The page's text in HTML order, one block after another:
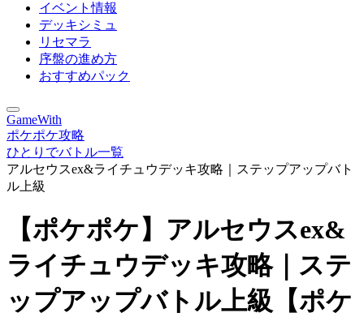
イベント情報
デッキシミュ
リセマラ
序盤の進め方
おすすめパック
GameWith
ポケポケ攻略
ひとりでバトル一覧
アルセウスex&ライチュウデッキ攻略｜ステップアップバト
ル上級
【ポケポケ】アルセウスex&
ライチュウデッキ攻略｜ステ
ップアップバトル上級【ポケ